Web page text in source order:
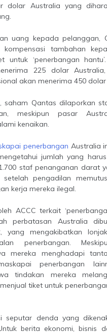
dolar Australia yang
kompensasi tambahan
untuk ‘penerbangan
225 dolar
akan menerima 450
meskipun pasar
kenaikan.
penerbangan Australia
jumlah yang
staf penanganan darat
pengadilan
kerja mereka ilegal.
perbatasan Australia
yang mengakibatkan
penerbangan.
mereka menghadapi
penerbangan
tindakan mereka
tiket untuk
berita ekonomi, bisnis